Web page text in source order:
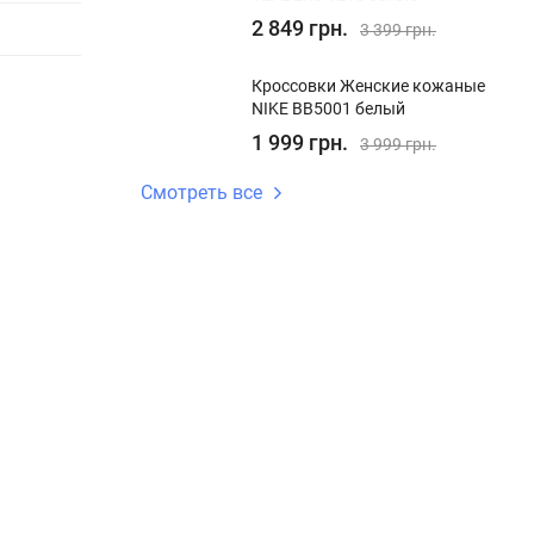
2 849 грн. 3 399 грн.
Кроссовки Женские кожаные
NIKE BB5001 белый
1 999 грн. 3 999 грн.
Смотреть все